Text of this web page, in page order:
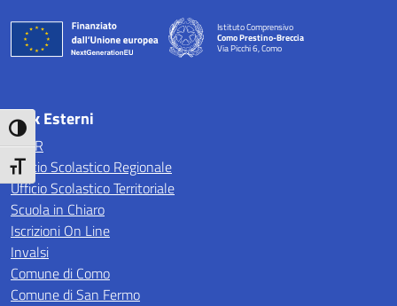
Attiva/disattiva alto contrasto
Attiva/disattiva dimensione testo
Istituto Comprensivo
Como Prestino-Breccia
Via Picchi 6, Como
— Visita la pagina iniziale della scuola
Link Esterni
MIUR
Ufficio Scolastico Regionale
Ufficio Scolastico Territoriale
Scuola in Chiaro
Iscrizioni On Line
Invalsi
Comune di Como
Comune di San Fermo